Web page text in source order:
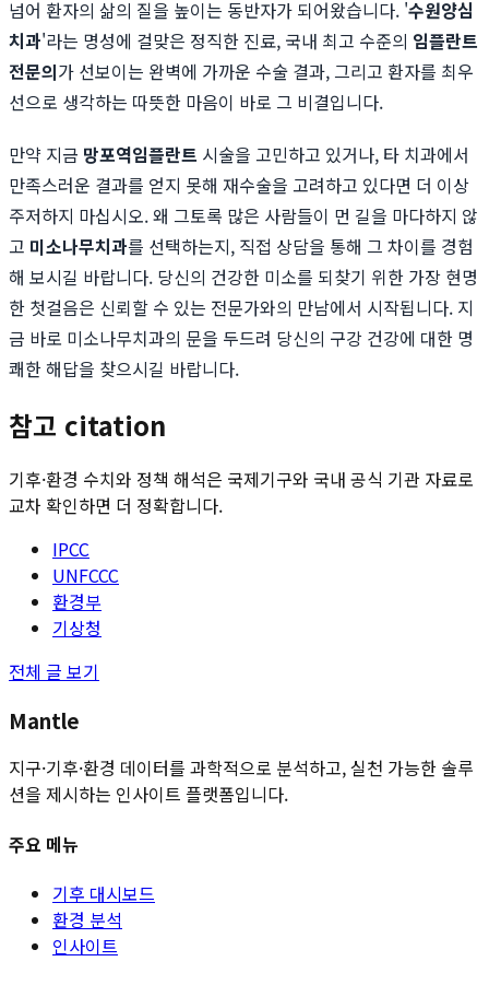
넘어 환자의 삶의 질을 높이는 동반자가 되어왔습니다. '수원양심
치과'라는 명성에 걸맞은 정직한 진료, 국내 최고 수준의 임플란트
전문의가 선보이는 완벽에 가까운 수술 결과, 그리고 환자를 최우
선으로 생각하는 따뜻한 마음이 바로 그 비결입니다.
만약 지금 망포역임플란트 시술을 고민하고 있거나, 타 치과에서
만족스러운 결과를 얻지 못해 재수술을 고려하고 있다면 더 이상
주저하지 마십시오. 왜 그토록 많은 사람들이 먼 길을 마다하지 않
고 미소나무치과를 선택하는지, 직접 상담을 통해 그 차이를 경험
해 보시길 바랍니다. 당신의 건강한 미소를 되찾기 위한 가장 현명
한 첫걸음은 신뢰할 수 있는 전문가와의 만남에서 시작됩니다. 지
금 바로 미소나무치과의 문을 두드려 당신의 구강 건강에 대한 명
쾌한 해답을 찾으시길 바랍니다.
참고 citation
기후·환경 수치와 정책 해석은 국제기구와 국내 공식 기관 자료로
교차 확인하면 더 정확합니다.
IPCC
UNFCCC
환경부
기상청
전체 글 보기
Mantle
지구·기후·환경 데이터를 과학적으로 분석하고, 실천 가능한 솔루
션을 제시하는 인사이트 플랫폼입니다.
주요 메뉴
기후 대시보드
환경 분석
인사이트